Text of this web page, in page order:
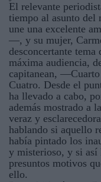
El relevante
tiempo al asunto
une una excelente
—, y su mujer,
desconcertante
máxima audiencia,
capitanean,
Cuatro. Desde el
ha llevado a cabo,
además mostrado a
veraz y
hablando si aquello
había pintado los
y misterioso, y si
presuntos motivos
ello.